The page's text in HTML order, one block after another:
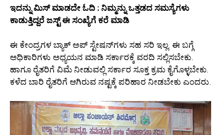
ಇದನ್ನು ಮಿಸ್‌ ಮಾಡದೇ ಓದಿ : ನಿಮ್ಮನ್ನು ಒತ್ತಡದ ಸಮಸ್ಯೆಗಳು
ಕಾಡುತ್ತಿದ್ದರೆ ಜಸ್ಟ್ ಈ ಸಂಖ್ಯೆಗೆ ಕರೆ ಮಾಡಿ
ಈ ಕೇಂದ್ರಗಳ ಬ್ಯಾಕ್ ಅಪ್ ಸ್ಟೇಷನ್‌ಗಳು ಸಹ ಸರಿ ಇಲ್ಲ. ಈ ಬಗ್ಗೆ
ಅಧಿಕಾರಿಗಳು ಅಧ್ಯಯನ ಮಾಡಿ ಸರ್ಕಾರಕ್ಕೆ ವರದಿ ಸಲ್ಲಿಸಬೇಕು.
ಹಾಗೂ ರೈತರಿಗೆ ವಿಮೆ ನೀಡುವಲ್ಲಿ ಸರ್ಕಾರ ಸೂಕ್ತ ಕ್ರಮ ಕೈಗೊಳ್ಳಬೇಕು.
ಕಳೆದ ಬಾರಿ ರೈತರಿಗೆ ಆಗಿರುವ ನಷ್ಟಕ್ಕೆ ಪರಿಹಾರ ನೀಡಬೇಕು ಎಂದರು.